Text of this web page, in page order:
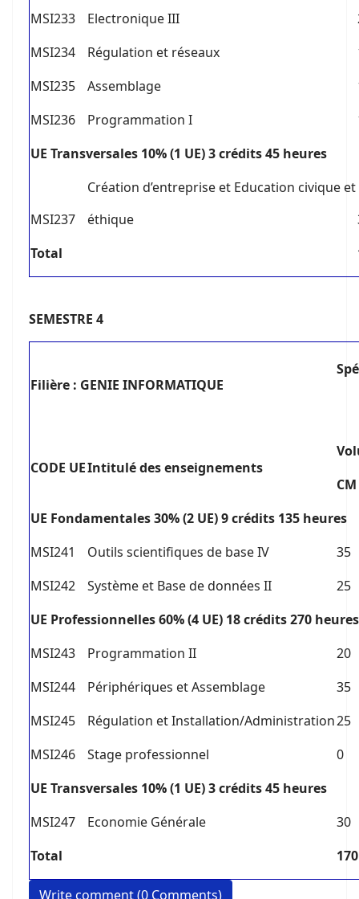
MSI233
Electronique III
MSI234
Régulation et réseaux
MSI235
Assemblage
MSI236
Programmation I
UE Transversales 10% (1 UE) 3 crédits 45 heures
MSI237
Création d’entreprise et Education civique et
éthique
Total
SEMESTRE 4
Filière : GENIE INFORMATIQUE
S
CODE UEIntitulé des enseignements
V
CM
UE Fondamentales 30% (2 UE) 9 crédits 135 heures
MSI241
Outils scientifiques de base IV
35
MSI242
Système et Base de données II
25
UE Professionnelles 60% (4 UE) 18 crédits 270 heures
MSI243
Programmation II
20
MSI244
Périphériques et Assemblage
35
MSI245
Régulation et Installation/Administration25
MSI246
Stage professionnel
0
UE Transversales 10% (1 UE) 3 crédits 45 heures
MSI247
Economie Générale
30
Total 170
Write comment (0 Comments)